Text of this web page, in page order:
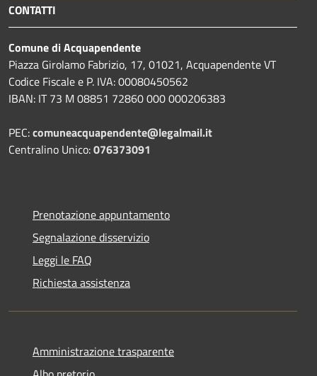
CONTATTI
Comune di Acquapendente
Piazza Girolamo Fabrizio, 17, 01021, Acquapendente VT
Codice Fiscale e P. IVA: 00080450562
IBAN: IT 73 M 08851 72860 000 000206383
PEC:comuneacquapendente@legalmail.it
Centralino Unico:076373091
Prenotazione appuntamento
Segnalazione disservizio
Leggi le FAQ
Richiesta assistenza
Amministrazione trasparente